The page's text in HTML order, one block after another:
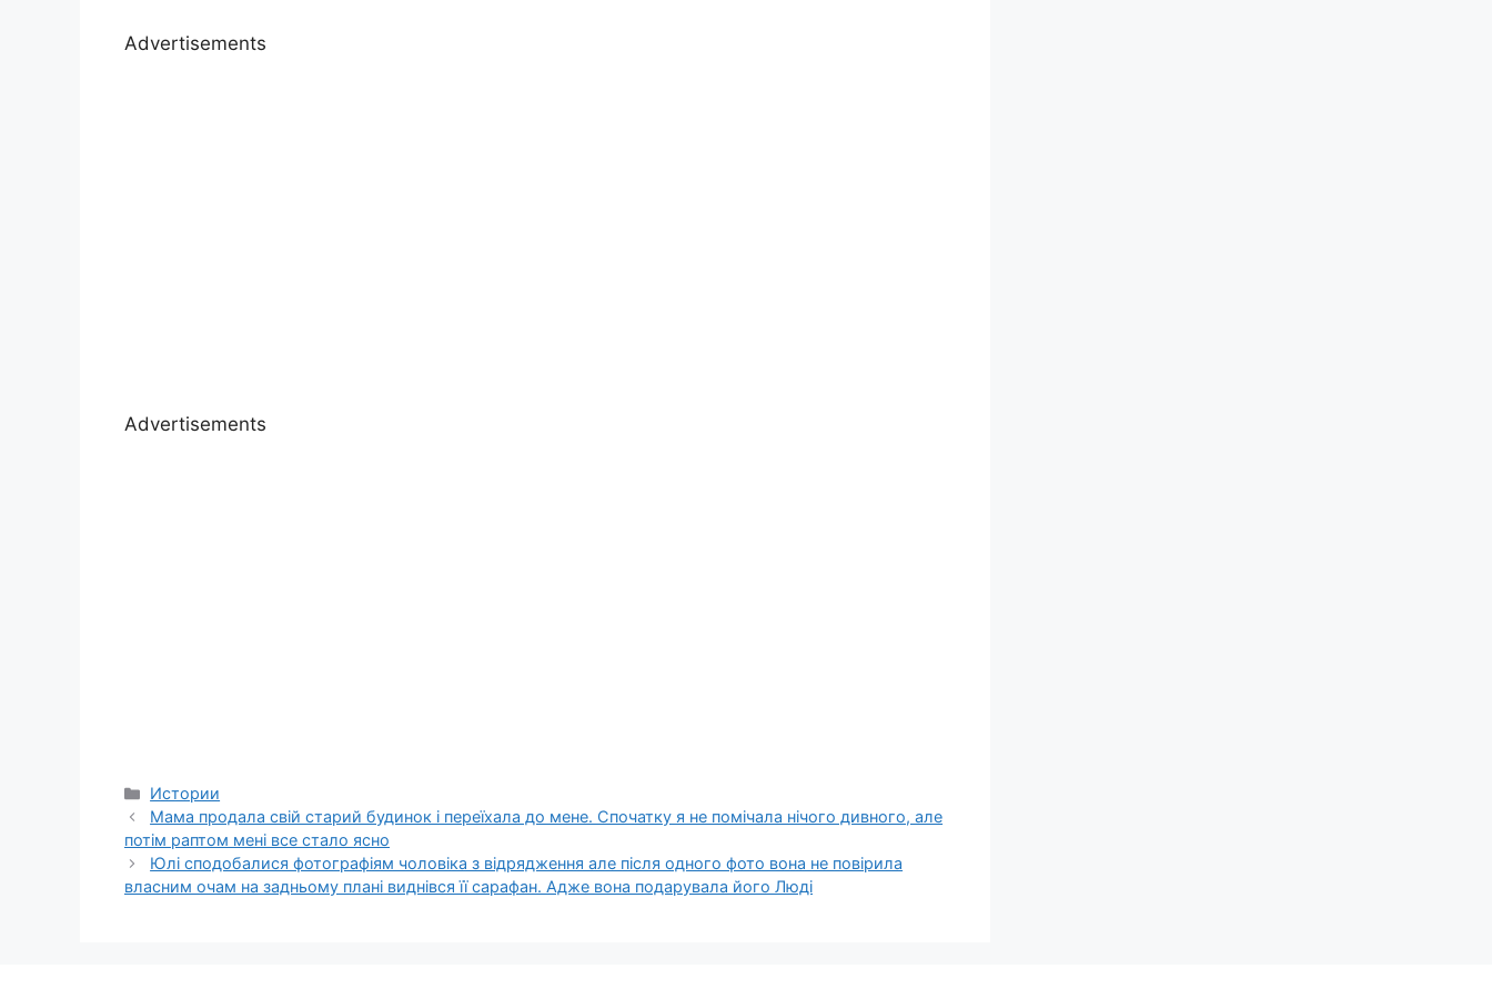
Advertisements
Advertisements
Categories
Истории
Мама продала свій старий будинок і переїхала до мене. Спочатку я не помічала нічого дивного, але
потім раптом мені все стало ясно
Юлі сподобалися фотографіям чоловіка з відрядження але після одного фото вона не повірила
власним очам на задньому плані виднівся її сарафан. Адже вона подарувала його Люді